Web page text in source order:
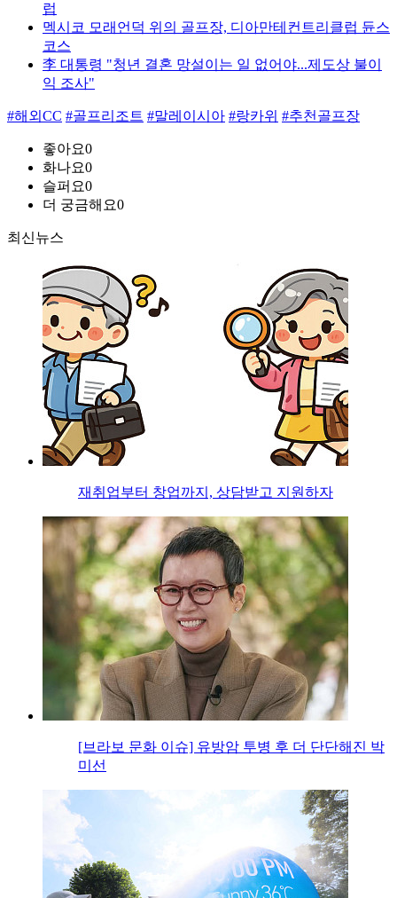
럽
멕시코 모래언덕 위의 골프장, 디아만테컨트리클럽 듄스
코스
李 대통령 "청년 결혼 망설이는 일 없어야...제도상 불이
익 조사"
#해외CC #골프리조트 #말레이시아 #랑카위 #추천골프장
좋아요0
화나요0
슬퍼요0
더 궁금해요0
최신뉴스
재취업부터 창업까지, 상담받고 지원하자
[브라보 문화 이슈] 유방암 투병 후 더 단단해진 박
미선